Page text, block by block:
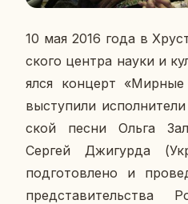
10 мая 2016 года в
ско­го центра науки и
ял­ся кон­церт
вы­сту­пи­ли
ской песни Ольга
Сергей Джи­гур­да
под­го­тов­ле­но и
пред­ста­ви­тель­ства